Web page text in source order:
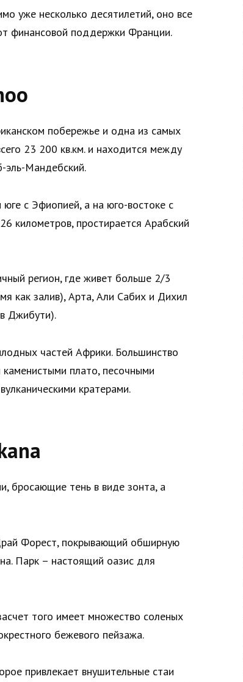
уже несколько десятилетий, оно все
финансовой поддержки Франции.
побережье и одна из самых
23 200 кв.км. и находится между
эль-Мандебский.
с Эфиопией, а на юго-востоке с
километров, простирается Арабский
регион, где живет больше 2/3
как залив), Арта, Али Сабих и Дихил
Джибути).
частей Африки. Большинство
плато, песочными
кратерами.
бросающие тень в виде зонта, а
Форест, покрывающий обширную
Парк – настоящий оазис для
того имеет множество соленых
бежевого пейзажа.
привлекает внушительные стаи